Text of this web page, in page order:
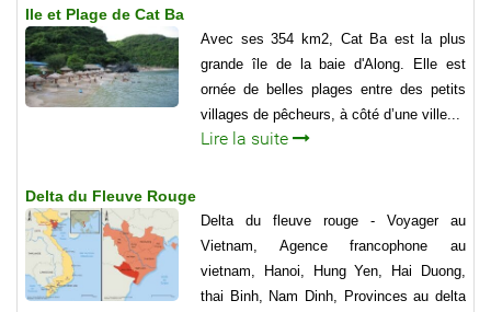
Ile et Plage de Cat Ba
Avec ses 354 km2, Cat Ba est la plus
grande île de la baie d'Along. Elle est
ornée de belles plages entre des petits
villages de pêcheurs, à côté d’une ville...
Lire la suite
Delta du Fleuve Rouge
Delta du fleuve rouge - Voyager au
Vietnam, Agence francophone au
vietnam, Hanoi, Hung Yen, Hai Duong,
thai Binh, Nam Dinh, Provinces au delta